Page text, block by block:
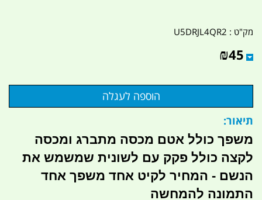
מק"ט : U5DRJL4QR2
₪45
תיאור:
משפך כולל אטם מכסה מתברג ומכסה
לקצה כולל פקק עם לשונית שמשמש את
הנשם - המחיר לקיט אחד משפך אחד
התמונה להמחשה